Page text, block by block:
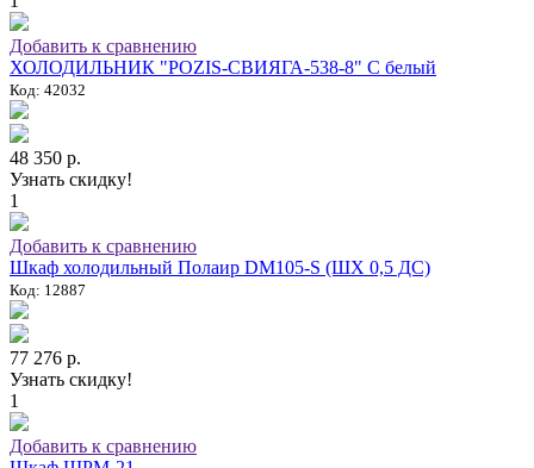
Добавить к сравнению
ХОЛОДИЛЬНИК "POZIS-СВИЯГА-538-8" C белый
Код: 42032
48 350 р.
Узнать скидку!
1
Добавить к сравнению
Шкаф холодильный Полаир DM105-S (ШХ 0,5 ДС)
Код: 12887
77 276 р.
Узнать скидку!
1
Добавить к сравнению